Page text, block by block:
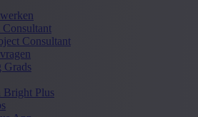
Consultant
Grads
Bright Plus